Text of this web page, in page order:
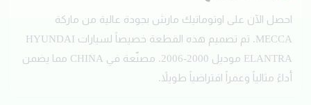
احصل الآن على اوتوماتيك مارش بجودة عالية من ماركة
MECCA. تم تصميم هذه القطعة خصيصاً لسيارات HYUNDAI
ELANTRA موديل 2000-2006. مصنّعة في CHINA مما يضمن
أداءً مثالياً وعمراً افتراضياً طويلاً.